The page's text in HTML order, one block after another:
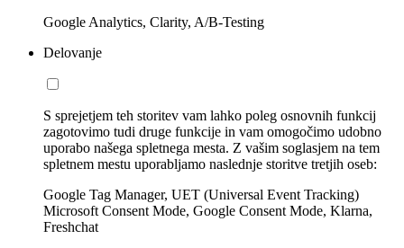
Google Analytics, Clarity, A/B-Testing
Delovanje
S sprejetjem teh storitev vam lahko poleg osnovnih funkcij
zagotovimo tudi druge funkcije in vam omogočimo udobno
uporabo našega spletnega mesta. Z vašim soglasjem na tem
spletnem mestu uporabljamo naslednje storitve tretjih oseb:
Google Tag Manager, UET (Universal Event Tracking)
Microsoft Consent Mode, Google Consent Mode, Klarna,
Freshchat